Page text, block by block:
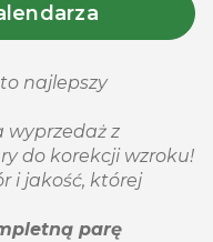
najlepszy
wyprzedaż z
do korekcji wzroku!
i jakość, której
parę